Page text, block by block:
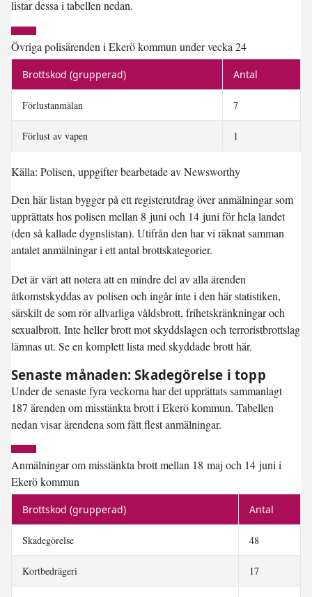
listar dessa i tabellen nedan.
Övriga polisärenden i Ekerö kommun under vecka 24
Brottskod (grupperad) Antal
Förlustanmälan 7
Förlust av vapen 1
Källa: Polisen, uppgifter bearbetade av Newsworthy
Den här listan bygger på ett registerutdrag över anmälningar som
upprättats hos polisen mellan 8 juni och 14 juni för hela landet
(den så kallade dygnslistan). Utifrån den har vi räknat samman
antalet anmälningar i ett antal brottskategorier.
Det är värt att notera att en mindre del av alla ärenden
åtkomstskyddas av polisen och ingår inte i den här statistiken,
särskilt de som rör allvarliga våldsbrott, frihetskränkningar och
sexualbrott. Inte heller brott mot skyddslagen och terroristbrottslag
lämnas ut. Se en komplett lista med skyddade brott här.
Senaste månaden: Skadegörelse i topp
Under de senaste fyra veckorna har det upprättats sammanlagt
187 ärenden om misstänkta brott i Ekerö kommun. Tabellen
nedan visar ärendena som fått flest anmälningar.
Anmälningar om misstänkta brott mellan 18 maj och 14 juni i
Ekerö kommun
Brottskod (grupperad) Antal
Skadegörelse 48
Kortbedrägeri 17